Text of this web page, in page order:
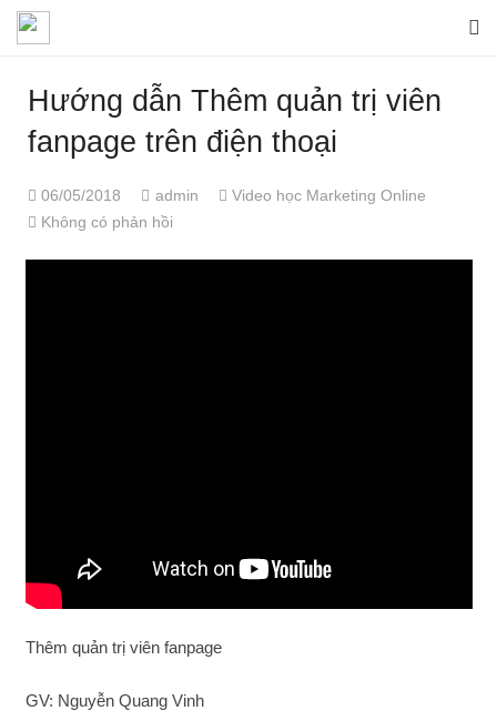
Hướng dẫn Thêm quản trị viên
fanpage trên điện thoại
06/05/2018 admin
Video học Marketing Online
Không có phản hồi
Thêm quản trị viên fanpage
GV: Nguyễn Quang Vinh